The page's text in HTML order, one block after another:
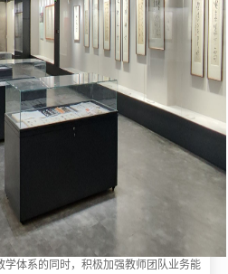
学体系的同时，积极加强教师团队业务能